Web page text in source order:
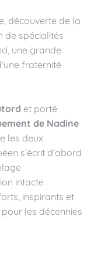
découverte de la
de spécialités
une grande
fraternité
et porté
de Nadine
les deux
s’écrit d’abord
intacte :
inspirants et
les décennies